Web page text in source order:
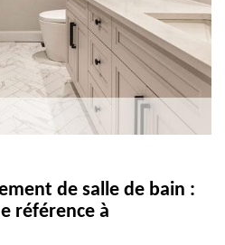
de salle de bain :
référence à